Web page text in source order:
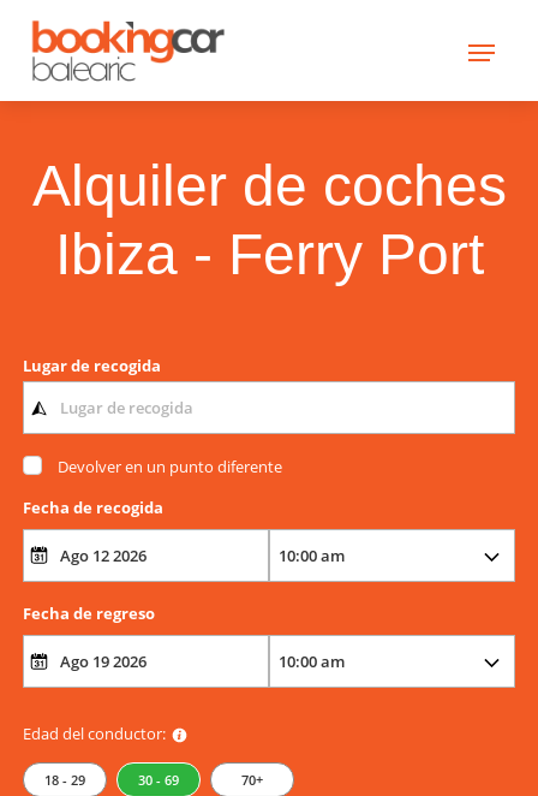
Alquiler de coches
Ibiza - Ferry Port
Lugar de recogida
Devolver en un punto diferente
Fecha de recogida
Fecha de regreso
Edad del conductor:
18 - 29 30 - 69 70+